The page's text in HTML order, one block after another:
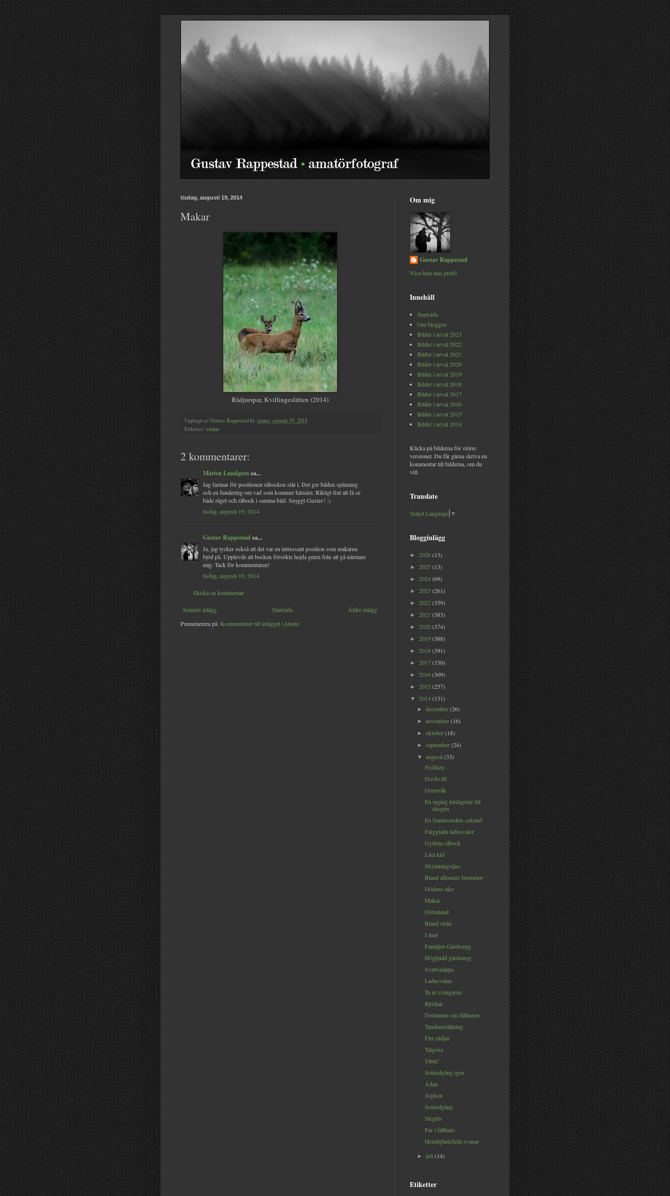
tisdag, augusti 19, 2014
Makar
Rådjurspar, Kvillingeslätten (2014)
Upplagd av Gustav Rappestad kl. tisdag, augusti 19, 2014
Etiketter: rådjur
2 kommentarer:
Mårten Lundgren sa...
Jag fastnar för positionen råbocken står i. Det ger bilden spänning
och en fundering om vad som kommer härnäst. Riktigt fint att få se
både råget och råbock i samma bild. Snyggt Gustav! :)
tisdag, augusti 19, 2014
Gustav Rappestad sa...
Ja, jag tycker också att det var en intressant position som makarna
bjöd på. Upplevde att bocken försökte hejda geten från att gå närmare
mig. Tack för kommentaren!
tisdag, augusti 19, 2014
Skicka en kommentar
Senaste inlägg Äldre inlägg
Startsida
Prenumerera på: Kommentarer till inlägget (Atom)
Om mig
Gustav Rappestad
Visa hela min profil
Innehåll
Startsida
Om bloggen
Bilder i urval 2023
Bilder i urval 2022
Bilder i urval 2021
Bilder i urval 2020
Bilder i urval 2019
Bilder i urval 2018
Bilder i urval 2017
Bilder i urval 2016
Bilder i urval 2015
Bilder i urval 2014
Klicka på bilderna för större
versioner. Du får gärna skriva en
kommentar till bilderna, om du
vill.
Translate
Select Language ▼
Blogginlägg
► 2026(13)
► 2025 (13)
► 2024(69)
► 2023 (261)
► 2022(359)
► 2021 (383)
► 2020(374)
► 2019(388)
► 2018 (391)
► 2017(330)
► 2016(309)
► 2015 (257)
▼ 2014(131)
►december(26)
►november(16)
►oktober(18)
►september(24)
▼augusti(33)
Nyfiken
Dovkväll
Ormvråk
En regnig lördagstur till
skogen
En femtusendels sekund
Färgglada ladusvalor
Gyllene råbock
Litet kid
Skymningsljus
Bland aftonens blommor
Dödens rike
Makar
Drömland
Bland strån
I linet
Familjen Gärdsmyg
Högljudd gärdsmyg
Svartsnäppa
Ladusvalan
Ta ut svängarna
Björkar
Drömmen om fältharen
Tandemställning
Fler rådjur
Talgoxe
Tittut!
Solnedgång igen
Ådan
Älgkon
Solnedgång
Steglits
Par i fälthare
Hemlighetsfulla svanar
► juli(14)
Etiketter